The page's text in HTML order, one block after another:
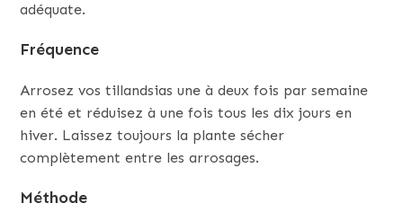
adéquate.
Fréquence
Arrosez vos tillandsias une à deux fois par semaine
en été et réduisez à une fois tous les dix jours en
hiver. Laissez toujours la plante sécher
complètement entre les arrosages.
Méthode